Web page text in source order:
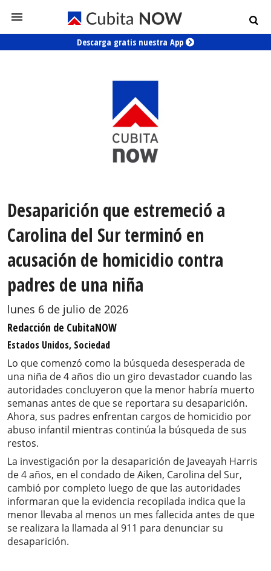
Descarga gratis nuestra App
Desaparición que estremeció a
Carolina del Sur terminó en
acusación de homicidio contra
padres de una niña
lunes 6 de julio de 2026
Redacción de CubitaNOW
Estados Unidos, Sociedad
Lo que comenzó como la búsqueda desesperada de
una niña de 4 años dio un giro devastador cuando las
autoridades concluyeron que la menor habría muerto
semanas antes de que se reportara su desaparición.
Ahora, sus padres enfrentan cargos de homicidio por
abuso infantil mientras continúa la búsqueda de sus
restos.
La investigación por la desaparición de Javeayah Harris
de 4 años, en el condado de Aiken, Carolina del Sur,
cambió por completo luego de que las autoridades
informaran que la evidencia recopilada indica que la
menor llevaba al menos un mes fallecida antes de que
se realizara la llamada al 911 para denunciar su
desaparición.